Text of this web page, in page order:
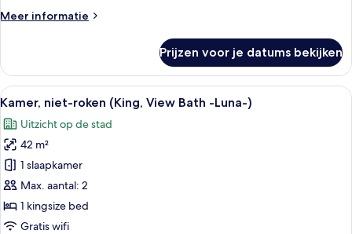
Meer informatie
Meer
niet-
roken
(Lover's)
Prijzen voor je datums bekijken
Alle
foto's
voor
Kamer,
niet-
roken
(King,
View
Een moderne hotelkamer met een
8
Kamer, niet-roken (King, View Bath -Luna-)
Uitzicht op de stad
42 m²
1 slaapkamer
Max. aantal: 2
1 kingsize bed
Gratis wifi